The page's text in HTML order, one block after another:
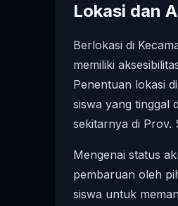
Lokasi dan
Berlokasi di
memiliki
Penentuan lokasi
siswa yang tinggal
sekitarnya di Prov.
Mengenai status
pembaruan oleh
siswa untuk